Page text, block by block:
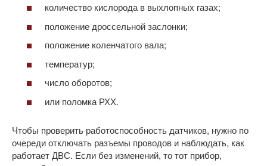
количество кислорода в выхлопных газах;
положение дроссельной заслонки;
положение коленчатого вала;
температур;
число оборотов;
или поломка РХХ.
Чтобы проверить работоспособность датчиков, нужно по
очереди отключать разъемы проводов и наблюдать, как
работает ДВС. Если без изменений, то тот прибор,